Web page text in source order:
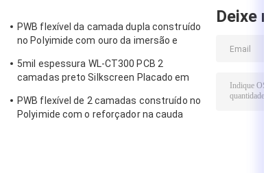
PWB flexível da camada dupla construído
no Polyimide com ouro da imersão e
5mil espessura WL-CT300 PCB 2
camadas preto Silkscreen Placado em
PWB flexível de 2 camadas construído no
Polyimide com o reforçador na cauda
Deixe